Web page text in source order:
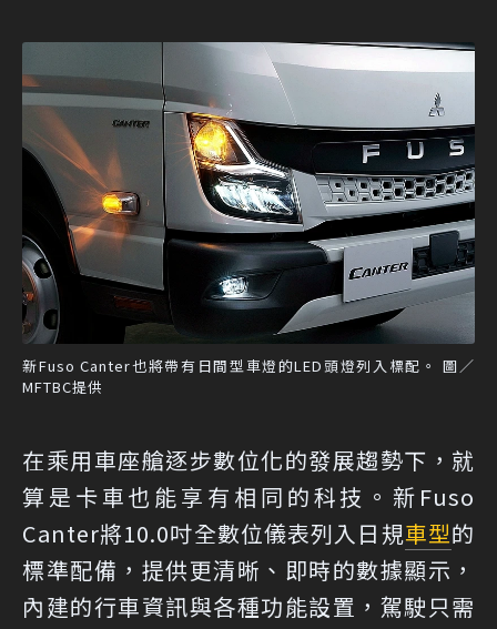
新Fuso Canter也將帶有日間型車燈的LED頭燈列入標配。 圖／
MFTBC提供
在乘用車座艙逐步數位化的發展趨勢下，就
算是卡車也能享有相同的科技。新Fuso
Canter將10.0吋全數位儀表列入日規車型的
標準配備，提供更清晰、即時的數據顯示，
內建的行車資訊與各種功能設置，駕駛只需